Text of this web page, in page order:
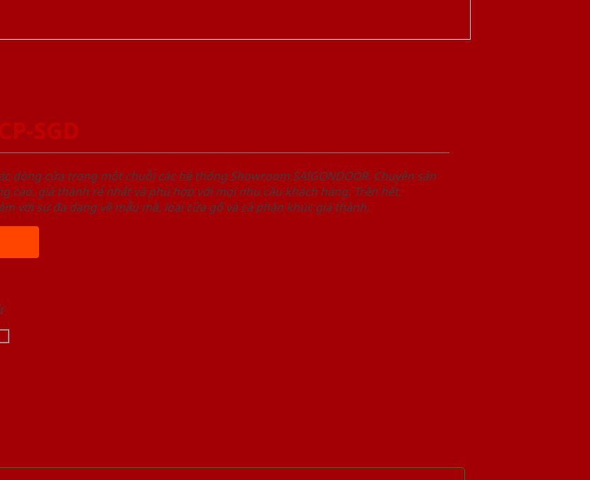
SGD
dòng cửa trong một chuỗi các hệ thống Showroom SAIGONDOOR. Chuyên sản
giá thành rẻ nhất và phù hợp với mọi nhu cầu khách hàng. Trên hết,
với sự đa dạng về mẫu mã, loại cửa gỗ và cả phân khúc giá thành.